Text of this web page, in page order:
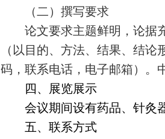
（二）撰写要求
论文要求主题鲜明，论据
（以目的、方法、结果、结
码，联系电话，电子邮箱）。
四、展览展示
会议期间设有药品、针灸
五、联系方式